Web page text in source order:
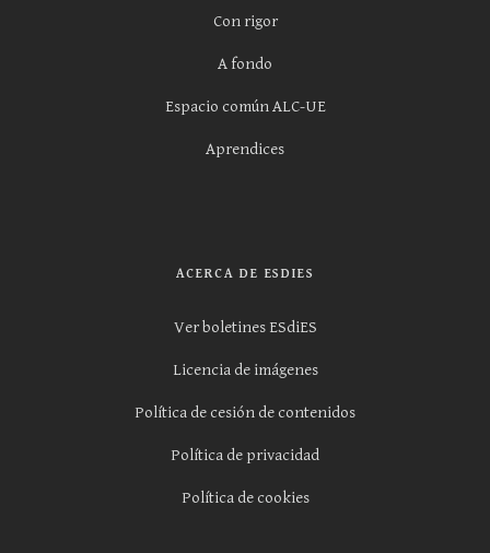
Con rigor
A fondo
Espacio común ALC-UE
Aprendices
ACERCA DE ESDIES
Ver boletines ESdiES
Licencia de imágenes
Política de cesión de contenidos
Política de privacidad
Política de cookies